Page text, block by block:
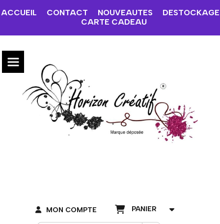
ACCUEIL CONTACT NOUVEAUTES
DESTOCKAGE
CARTE CADEAU
MON COMPTE PANIER